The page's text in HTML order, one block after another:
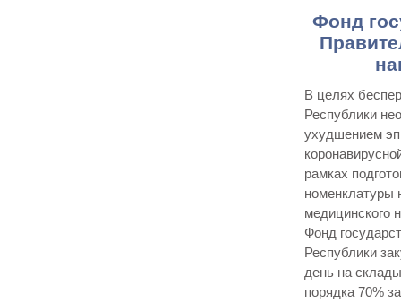
Фонд
В целях
Республики
ухудшением
рамках
номенклатуры
медицинского
Фонд
Республики
день на
порядка 70%